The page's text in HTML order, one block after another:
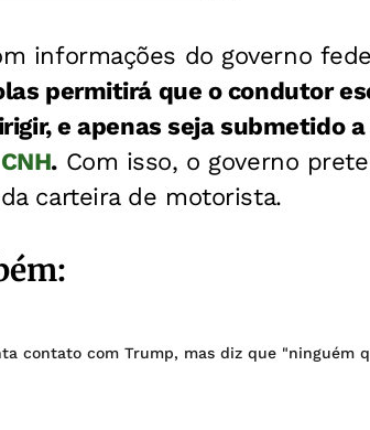
informações do governo
permitirá que o condutor
e apenas seja submetido
CNH.Com isso, o governo
carteira de motorista.
contato com Trump, mas diz que "ninguém